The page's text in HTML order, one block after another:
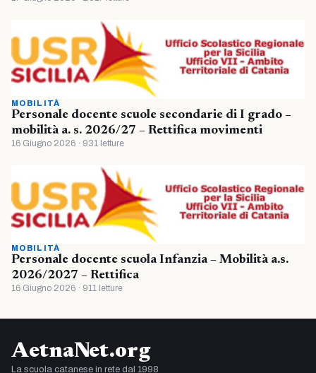
MOBILITÀ
Personale docente scuole secondarie di I grado –
mobilità a. s. 2026/27 – Rettifica movimenti
16 Giugno 2026 · 931 letture
MOBILITÀ
Personale docente scuola Infanzia – Mobilità a.s.
2026/2027 – Rettifica
16 Giugno 2026 · 911 letture
AetnaNet.org
La scuola catanese in rete dal 1998